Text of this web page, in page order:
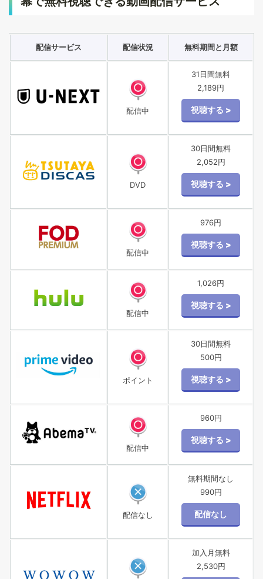
配信サービス 配信状況 無料期間と月額
配信中
31日間無料
2,189円
DVD
30日間無料
2,052円
配信中
976円
配信中
1,026円
ポイント
30日間無料
500円
配信中
960円
配信なし
無料期間なし
990円
加入月無料
2,530円